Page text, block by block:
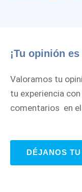
¡Tu opinión
Valoramos tu
tu experiencia
comentarios en
DÉJANOS